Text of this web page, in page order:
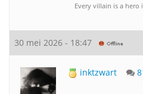
Every villain is a
30 mei 2026 - 18:47
inktzwart